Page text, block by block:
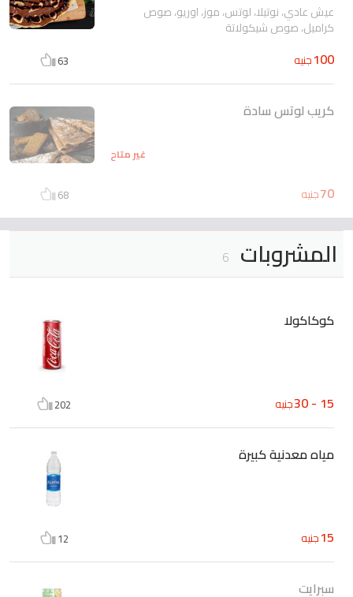
عيش عادي، نوتيلا، لوتس، موز، اوريو، صوص
كراميل، صوص شيكولاتة
100جنيه 63
كريب لوتس سادة
غير متاح
70جنيه 68
المشروبات 6
كوكاكولا
15 - 30 جنيه 202
مياه معدنية كبيرة
15جنيه 12
سبرايت